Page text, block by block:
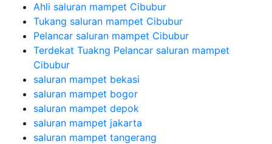
Ahli saluran mampet Cibubur
Tukang saluran mampet Cibubur
Pelancar saluran mampet Cibubur
Terdekat Tuakng Pelancar saluran mampet
Cibubur
saluran mampet bekasi
saluran mampet bogor
saluran mampet depok
saluran mampet jakarta
saluran mampet tangerang